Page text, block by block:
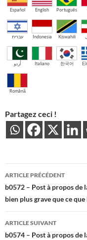
Español English Português
עברית Indonesia Kiswahili
اُردو Italiano 한국어
Română
Partagez ceci !
Navigation
des
articles
ARTICLE PRÉCÉDENT
b0572 – Post à propos de
bien plus grave que ce
ARTICLE SUIVANT
b0574 – Post à propos de